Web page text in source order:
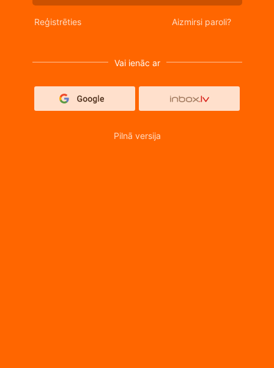
Reģistrēties Aizmirsi paroli?
Vai ienāc ar
Pilnā versija